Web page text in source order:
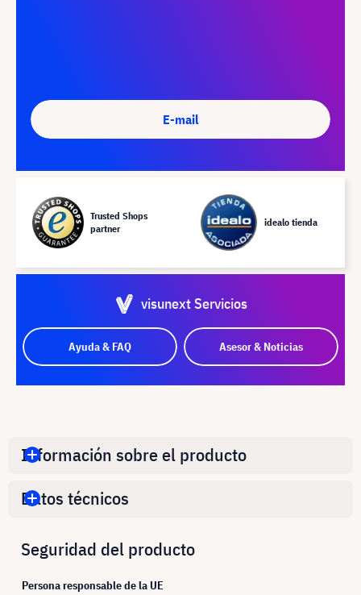
E-mail
Trusted Shops
partner
idealo tienda
visunext Servicios
Ayuda & FAQ Asesor & Noticias
Información sobre el producto
Datos técnicos
Seguridad del producto
Persona responsable de la UE